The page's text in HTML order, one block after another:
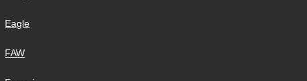
Eagle
FAW